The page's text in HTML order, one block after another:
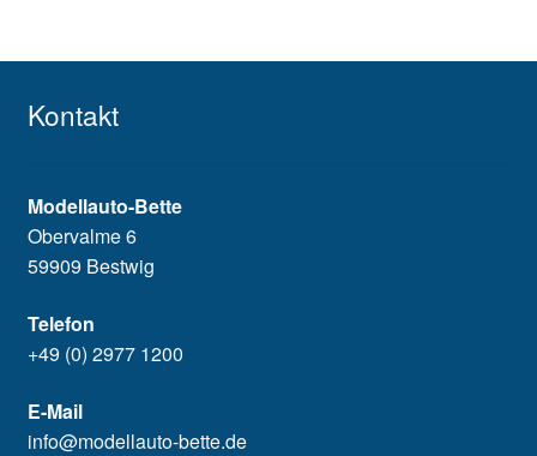
Kontakt
Modellauto-Bette
Obervalme 6
59909 Bestwig
Telefon
+49 (0) 2977 1200
E-Mail
info@modellauto-bette.de